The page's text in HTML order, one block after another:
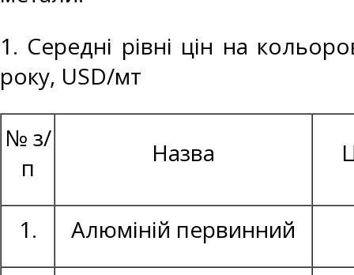
1. Середні рівні цін на
року, USD/мт
№ з/
п
Назва
1. Алюміній первинний